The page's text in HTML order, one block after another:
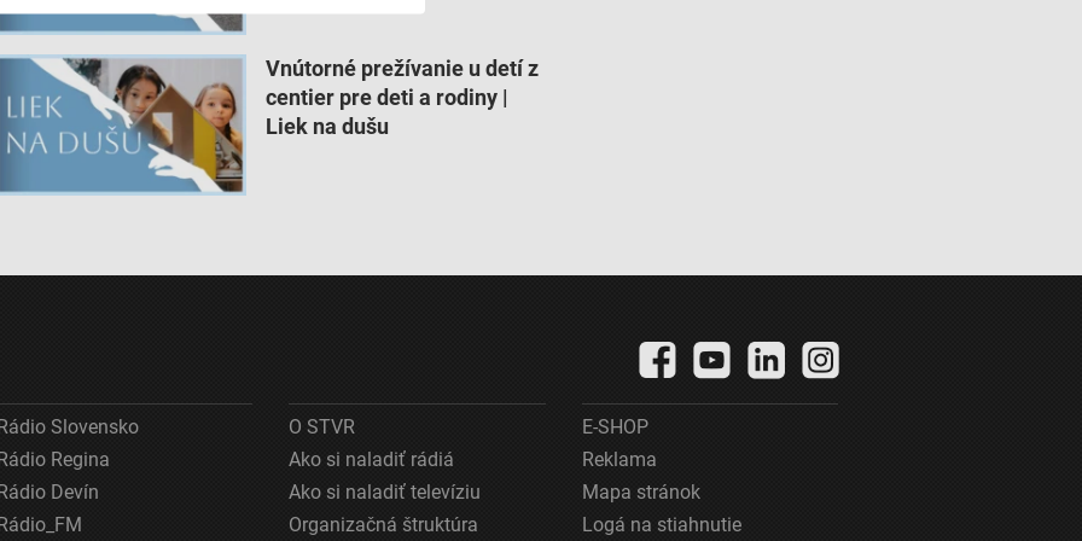
z rôznych zdrojov
Vnútorné prežívanie u detí z
centier pre deti a rodiny |
Liek na dušu
Slovensko
Regina
Devín
O STVR
Ako si naladiť rádiá
Ako si naladiť televíziu
Organizačná štruktúra
E-SHOP
Reklama
Mapa stránok
Logá na stiahnutie